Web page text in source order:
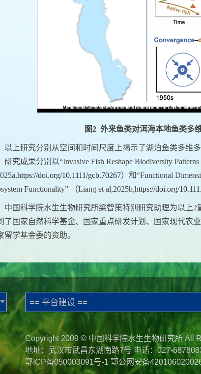
图2 外来鱼类对洱海本地鱼类多
以上研究分别从空间和时间尺度上揭示了湖泊鱼类多维
研究成果分别以“Invasive Fish Reshape Biodiversity
https://doi.org/10.1111/gcb.70267）和“Functional
Functionality” （Liang et al,2025b,https://doi.org/
中国科学院水生生物研究所梁智策特别研究助理为以上2
了国家自然科学基金、国家重点研发计划、国家现代农
留学基金委的资助。
== 平台建设 ==
Copyright 2009 © 中国科学院水生生物研究所 All
地址：武汉市武昌东湖南路7号 电话：027-
鄂ICP备050003091号-1 鄂公网安备